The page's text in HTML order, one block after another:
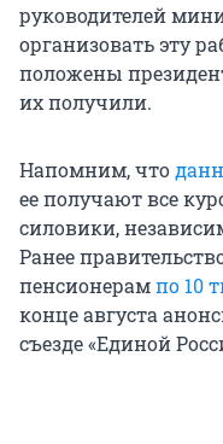
руководителей
организовать эту
положены
их получили.
Напомним, что
ее получают все
силовики,
Ранее
пенсионерампо 10
конце августа
съезде «Единой